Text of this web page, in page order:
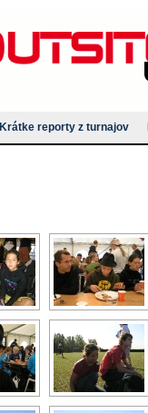
Krátke reporty z turnajov